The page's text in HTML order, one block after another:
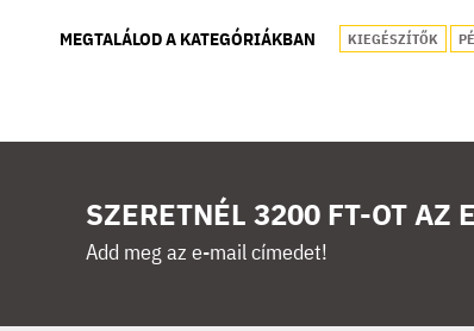
MEGTALÁLOD A KATEGÓRIÁKBAN KIEGÉSZÍTŐK
SZERETNÉL 3200 FT-OT AZ
Add meg az e-mail címedet!